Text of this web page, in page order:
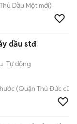
Thủ Dầu Một mới)
dầu stđ
Tự động
(Quận Thủ Đức cũ)